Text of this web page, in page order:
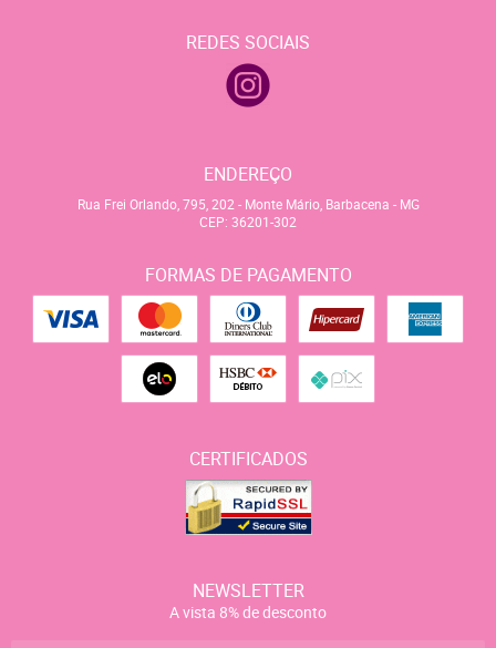
REDES SOCIAIS
ENDEREÇO
Rua Frei Orlando, 795, 202 - Monte Mário, Barbacena - MG
CEP: 36201-302
FORMAS DE PAGAMENTO
CERTIFICADOS
NEWSLETTER
A vista 8% de desconto